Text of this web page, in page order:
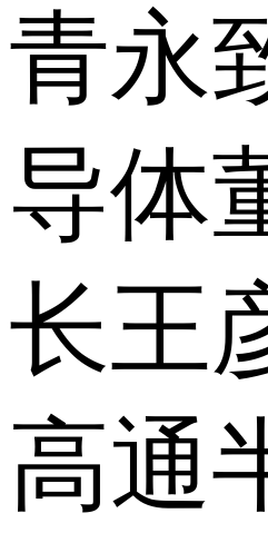
青永
导体
长王
高通